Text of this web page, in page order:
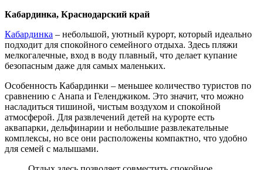
Кабардинка, Краснодарский край
Кабардинка – небольшой, уютный курорт, который идеально
подходит для спокойного семейного отдыха. Здесь пляжи
мелкогалечные, вход в воду плавный, что делает купание
безопасным даже для самых маленьких.
Особенность Кабардинки – меньшее количество туристов по
сравнению с Анапа и Геленджиком. Это значит, что можно
насладиться тишиной, чистым воздухом и спокойной
атмосферой. Для развлечений детей на курорте есть
аквапарки, дельфинарии и небольшие развлекательные
комплексы, но все они расположены компактно, что удобно
для семей с малышами.